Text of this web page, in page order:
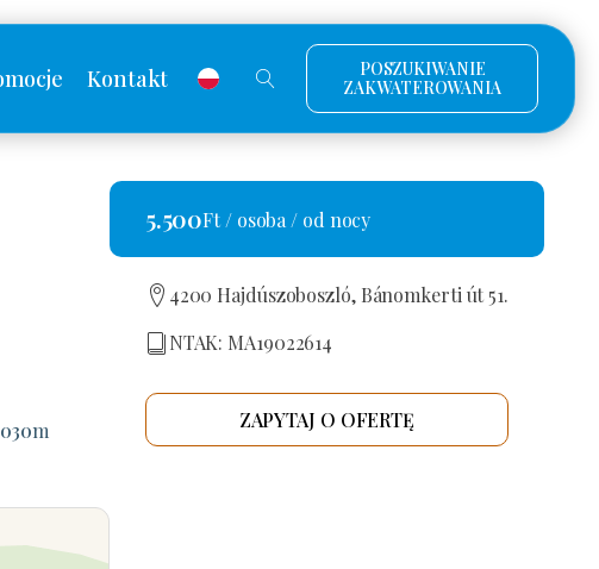
Kontakt
POSZUKIWANIE
ZAKWATEROWANIA
m
5.500Ft / osoba / od nocy
4200 Hajdúszoboszló, Bánomkerti út 51.
NTAK: MA19022614
ZAPYTAJ O OFERTĘ